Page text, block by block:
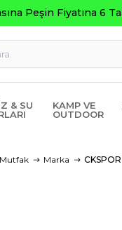
& SU
KAMP VE
OUTDOOR
Mutfak Marka CKSPOR